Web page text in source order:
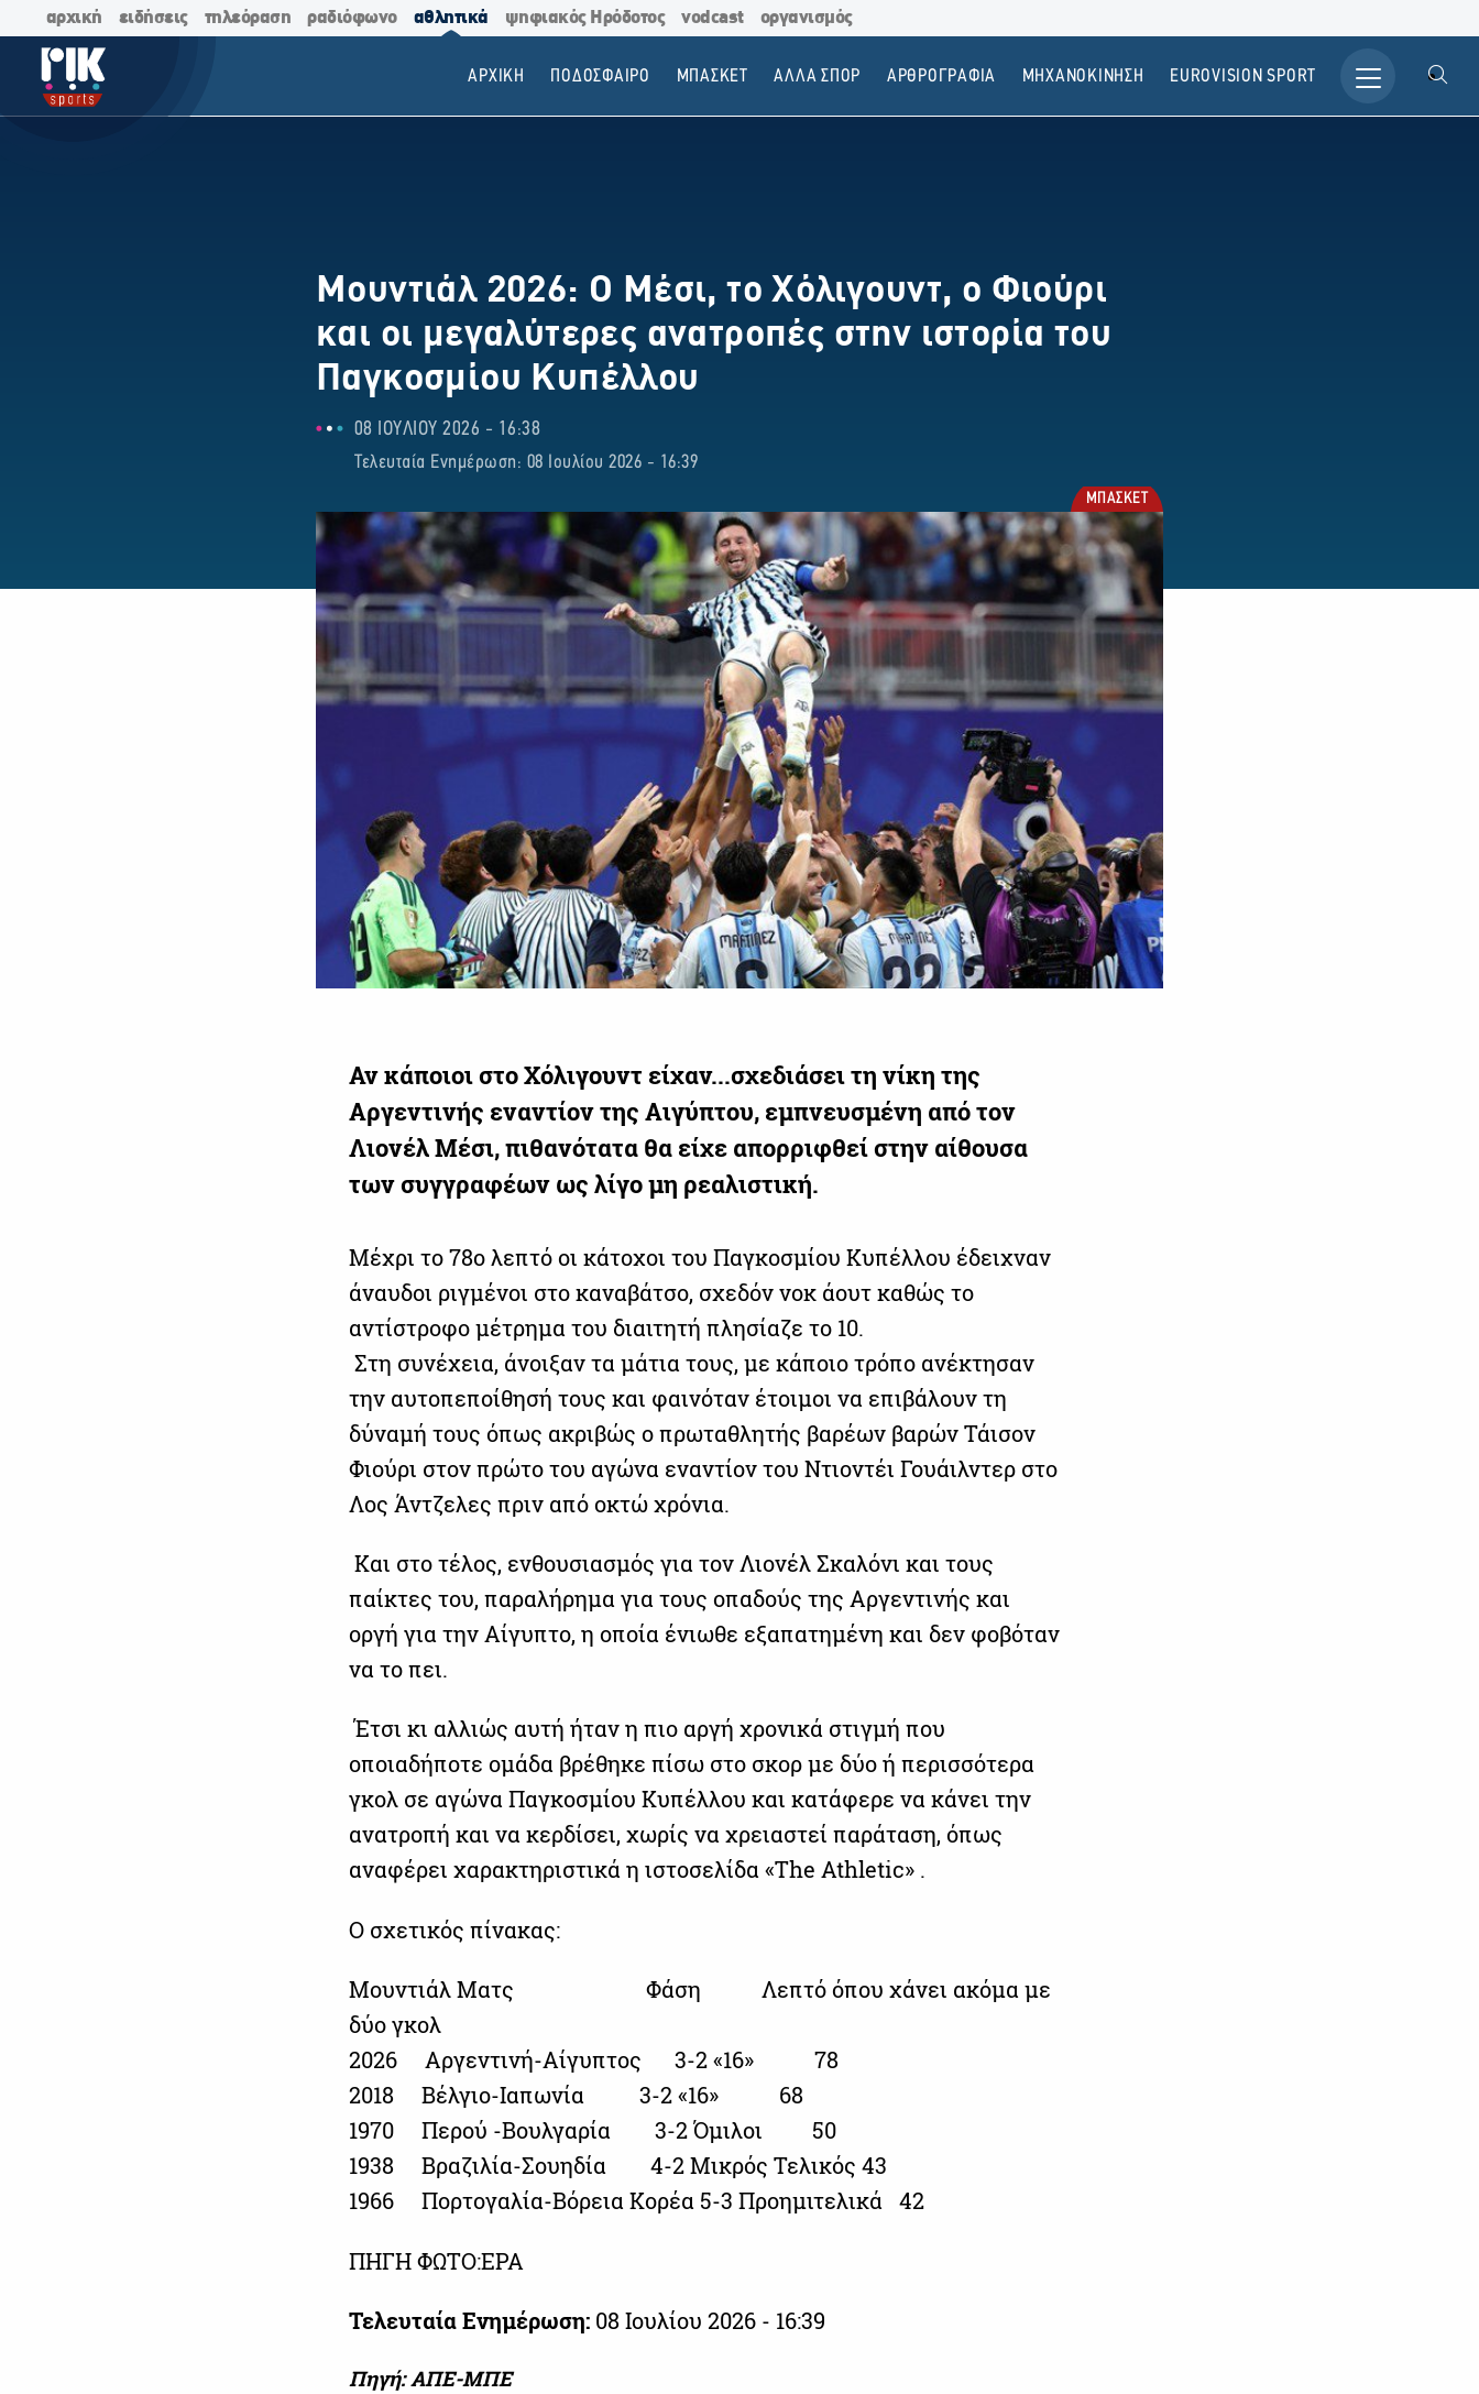
αρχική ειδήσεις τηλεόραση ραδιόφωνο αθλητικά ψηφιακός Ηρόδοτος vodcast οργανισμός
ΑΡΧΙΚΗ ΠΟΔΟΣΦΑΙΡΟ ΜΠΑΣΚΕΤ ΑΛΛΑ ΣΠΟΡ ΑΡΘΡΟΓΡΑΦΙΑ ΜΗΧΑΝΟΚΙΝΗΣΗ ΕUROVISION SPORT
Μουντιάλ 2026: Ο Μέσι, το Χόλιγουντ, ο Φιούρι
και οι μεγαλύτερες ανατροπές στην ιστορία του
Παγκοσμίου Κυπέλλου
08 ΙΟΥΛΙΟΥ 2026 - 16:38
Τελευταία Ενημέρωση: 08 Ιουλίου 2026 - 16:39
ΜΠΑΣΚΕΤ
Αν κάποιοι στο Χόλιγουντ είχαν...σχεδιάσει τη νίκη της
Αργεντινής εναντίον της Αιγύπτου, εμπνευσμένη από τον
Λιονέλ Μέσι, πιθανότατα θα είχε απορριφθεί στην αίθουσα
των συγγραφέων ως λίγο μη ρεαλιστική.
Μέχρι το 78ο λεπτό οι κάτοχοι του Παγκοσμίου Κυπέλλου έδειχναν
άναυδοι ριγμένοι στο καναβάτσο, σχεδόν νοκ άουτ καθώς το
αντίστροφο μέτρημα του διαιτητή πλησίαζε το 10.
Στη συνέχεια, άνοιξαν τα μάτια τους, με κάποιο τρόπο ανέκτησαν
την αυτοπεποίθησή τους και φαινόταν έτοιμοι να επιβάλουν τη
δύναμή τους όπως ακριβώς ο πρωταθλητής βαρέων βαρών Τάισον
Φιούρι στον πρώτο του αγώνα εναντίον του Ντιοντέι Γουάιλντερ στο
Λος Άντζελες πριν από οκτώ χρόνια.
Και στο τέλος, ενθουσιασμός για τον Λιονέλ Σκαλόνι και τους
παίκτες του, παραλήρημα για τους οπαδούς της Αργεντινής και
οργή για την Αίγυπτο, η οποία ένιωθε εξαπατημένη και δεν φοβόταν
να το πει.
Έτσι κι αλλιώς αυτή ήταν η πιο αργή χρονικά στιγμή που
οποιαδήποτε ομάδα βρέθηκε πίσω στο σκορ με δύο ή περισσότερα
γκολ σε αγώνα Παγκοσμίου Κυπέλλου και κατάφερε να κάνει την
ανατροπή και να κερδίσει, χωρίς να χρειαστεί παράταση, όπως
αναφέρει χαρακτηριστικά η ιστοσελίδα «The Athletic» .
Ο σχετικός πίνακας:
Μουντιάλ Ματς Φάση Λεπτό όπου χάνει ακόμα με
δύο γκολ
2026 Αργεντινή-Αίγυπτος 3-2 «16» 78
2018 Βέλγιο-Ιαπωνία 3-2 «16» 68
1970 Περού -Βουλγαρία 3-2 Όμιλοι 50
1938 Βραζιλία-Σουηδία 4-2 Μικρός Τελικός 43
1966 Πορτογαλία-Βόρεια Κορέα 5-3 Προημιτελικά 42
ΠΗΓΗ ΦΩΤΟ:EPA
Τελευταία Ενημέρωση: 08 Ιουλίου 2026 - 16:39
Πηγή: ΑΠΕ-ΜΠΕ